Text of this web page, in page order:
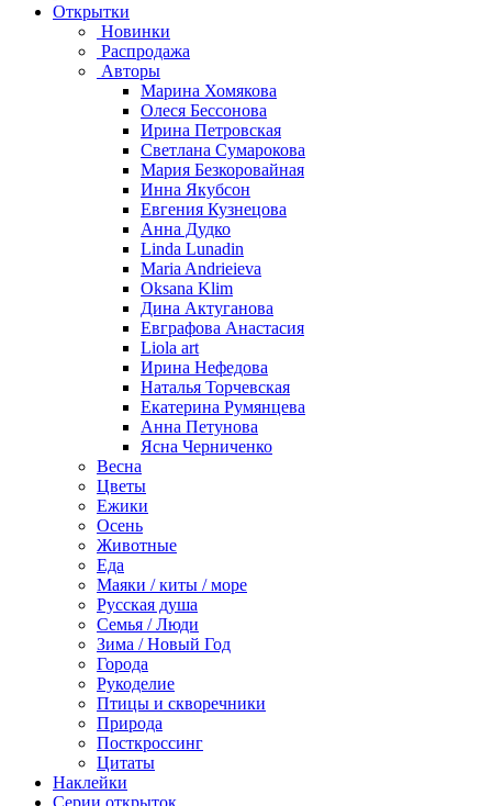
Открытки
Новинки
Распродажа
Авторы
Марина Хомякова
Олеся Бессонова
Ирина Петровская
Светлана Сумарокова
Мария Безкоровайная
Инна Якубсон
Евгения Кузнецова
Анна Дудко
Linda Lunadin
Maria Andrieieva
Oksana Klim
Дина Актуганова
Евграфова Анастасия
Liola art
Ирина Нефедова
Наталья Торчевская
Екатерина Румянцева
Анна Петунова
Ясна Черниченко
Весна
Цветы
Ежики
Осень
Животные
Еда
Маяки / киты / море
Русская душа
Семья / Люди
Зима / Новый Год
Города
Рукоделие
Птицы и скворечники
Природа
Посткроссинг
Цитаты
Наклейки
Серии открыток